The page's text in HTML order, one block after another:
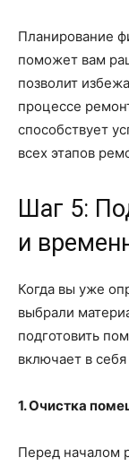
Планирование
поможет вам
позволит
процессе
способствует
всех этапов
Шаг 5:
и
Когда вы уже
выбрали
подготовить
включает в
1. Очистка
Перед началом